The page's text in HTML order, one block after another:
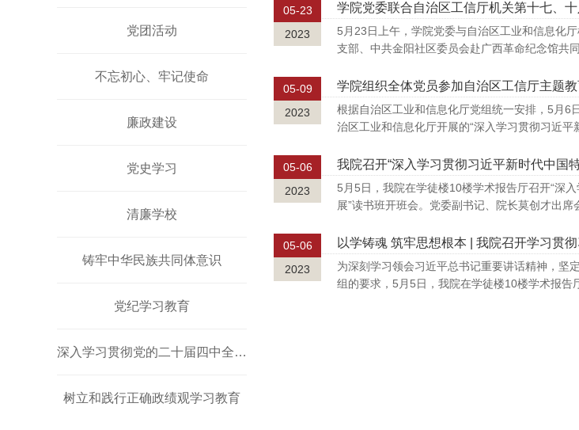
党团活动
不忘初心、牢记使命
廉政建设
党史学习
清廉学校
铸牢中华民族共同体意识
党纪学习教育
深入学习贯彻党的二十届四中全会精神
树立和践行正确政绩观学习教育
05-23
2023
5月23日上午，学院党委与自治区工业和信息化
支部、中共金阳社区委员会赴广西革命纪念馆共
05-09
2023
学院组织全体党员参加自治区工信厅主题
根据自治区工业和信息化厅党组统一安排，5月6
治区工业和信息化厅开展的“深入学习贯彻习近平
05-06
2023
我院召开“深入学习贯彻习近平新时代中国
5月5日，我院在学徒楼10楼学术报告厅召开“深
展”读书班开班会。党委副书记、院长莫创才出
05-06
2023
以学铸魂 筑牢思想根本 | 我院召开学习贯
为深刻学习领会习近平总书记重要讲话精神，坚
组的要求，5月5日，我院在学徒楼10楼学术报告